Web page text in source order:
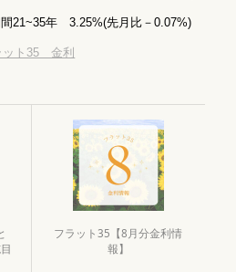
21~35年 3.25%(先月比－0.07%)
ト35 金利
フラット35【8月分金利情
報】